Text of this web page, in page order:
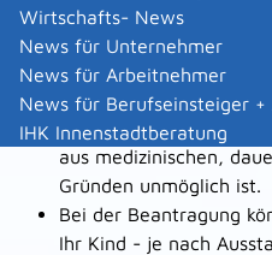
Wirtschafts- News
News für Unternehmer
News für Arbeitnehmer
News für Berufseinsteiger +
IHK Innenstadtberatung
Bei Fehlen eines
Qualität des
Fingerkuppe, wird
anderen Fingers
werden nur dann nicht
aus medizinischen,
Gründen unmöglich ist.
Bei der Beantragung
Ihr Kind - je nach